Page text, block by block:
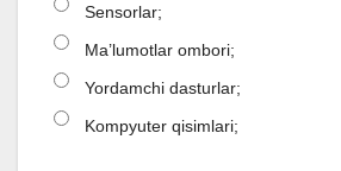
Sensorlar;
Ma’lumotlar ombori;
Yordamchi dasturlar;
Kompyuter qisimlari;